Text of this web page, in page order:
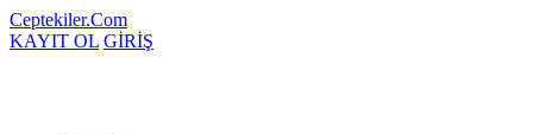
Ceptekiler.Com
KAYIT OL GİRİŞ